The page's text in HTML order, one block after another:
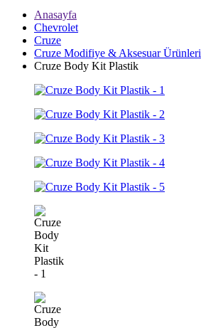
Anasayfa
Chevrolet
Cruze
Cruze Modifiye & Aksesuar Ürünleri
Cruze Body Kit Plastik